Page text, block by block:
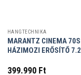
HANGTECHNIKA
MARANTZ CINEMA 70S
HÁZIMOZI ERŐSÍTŐ 7.2
399.990 Ft